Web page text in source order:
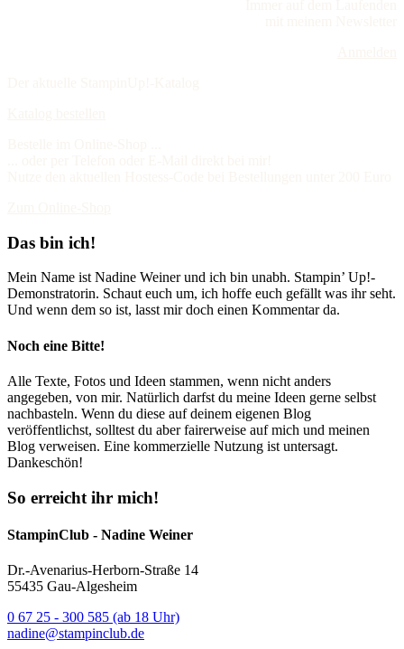
Das bin ich!
Mein Name ist Nadine Weiner und ich bin unabh. Stampin’ Up!-
Demonstratorin. Schaut euch um, ich hoffe euch gefällt was ihr seht.
Und wenn dem so ist, lasst mir doch einen Kommentar da.
Noch eine Bitte!
Alle Texte, Fotos und Ideen stammen, wenn nicht anders
angegeben, von mir. Natürlich darfst du meine Ideen gerne selbst
nachbasteln. Wenn du diese auf deinem eigenen Blog
veröffentlichst, solltest du aber fairerweise auf mich und meinen
Blog verweisen. Eine kommerzielle Nutzung ist untersagt.
Dankeschön!
So erreicht ihr mich!
StampinClub - Nadine Weiner
Dr.-Avenarius-Herborn-Straße 14
55435 Gau-Algesheim
0 67 25 - 300 585 (ab 18 Uhr)
nadine@stampinclub.de